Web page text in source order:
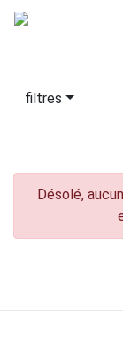
filtres
Désolé,